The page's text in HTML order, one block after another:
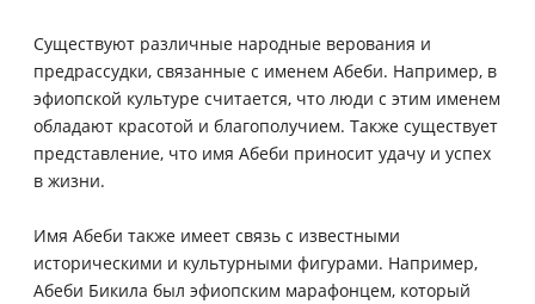
Существуют различные народные верования и
предрассудки, связанные с именем Абеби. Например, в
эфиопской культуре считается, что люди с этим именем
обладают красотой и благополучием. Также существует
представление, что имя Абеби приносит удачу и успех
в жизни.
Имя Абеби также имеет связь с известными
историческими и культурными фигурами. Например,
Абеби Бикила был эфиопским марафонцем, который